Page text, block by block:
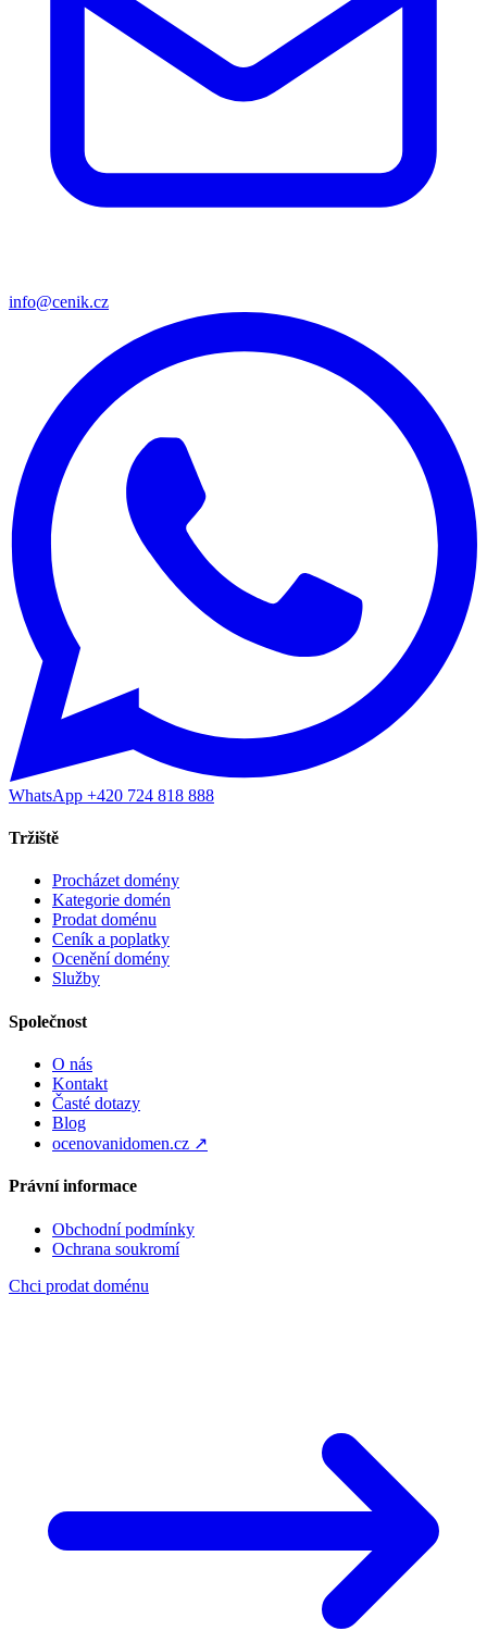
info@cenik.cz
WhatsApp +420 724 818 888
Tržiště
Procházet domény
Kategorie domén
Prodat doménu
Ceník a poplatky
Ocenění domény
Služby
Společnost
O nás
Kontakt
Časté dotazy
Blog
ocenovanidomen.cz ↗
Právní informace
Obchodní podmínky
Ochrana soukromí
Chci prodat doménu